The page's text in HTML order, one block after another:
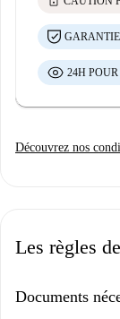
24H
Découvrez nos
Les règles
Documents